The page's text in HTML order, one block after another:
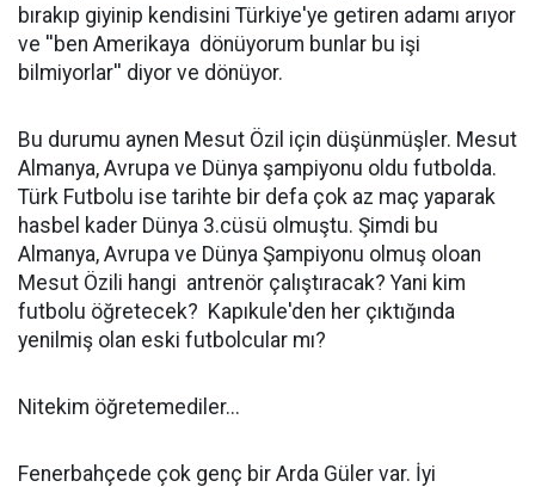
bırakıp giyinip kendisini Türkiye'ye getiren adamı arıyor
ve ''ben Amerikaya dönüyorum bunlar bu işi
bilmiyorlar'' diyor ve dönüyor.
Bu durumu aynen Mesut Özil için düşünmüşler. Mesut
Almanya, Avrupa ve Dünya şampiyonu oldu futbolda.
Türk Futbolu ise tarihte bir defa çok az maç yaparak
hasbel kader Dünya 3.cüsü olmuştu. Şimdi bu
Almanya, Avrupa ve Dünya Şampiyonu olmuş oloan
Mesut Özili hangi antrenör çalıştıracak? Yani kim
futbolu öğretecek? Kapıkule'den her çıktığında
yenilmiş olan eski futbolcular mı?
Nitekim öğretemediler...
Fenerbahçede çok genç bir Arda Güler var. İyi